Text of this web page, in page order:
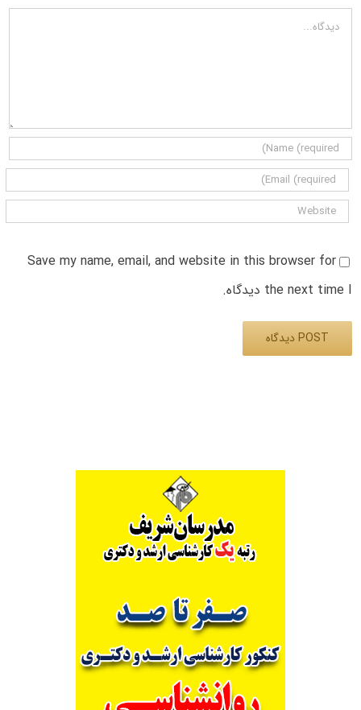
دیدگاه
Save my name, email, and website in this browser for
the next time I دیدگاه.